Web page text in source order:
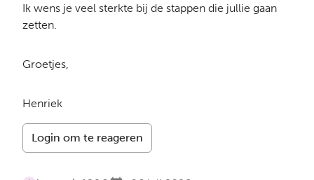
Ik wens je veel sterkte bij de stappen die jullie gaan
zetten.
Groetjes,
Henriek
Login om te reageren